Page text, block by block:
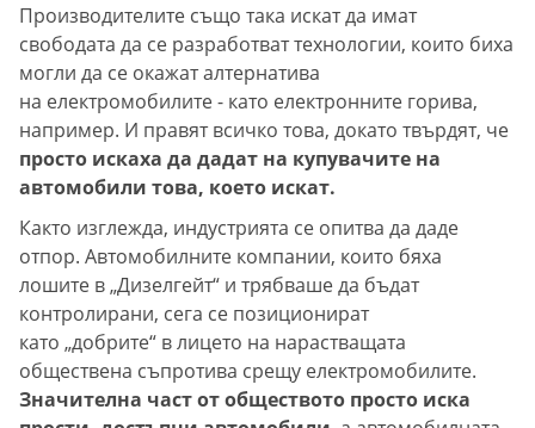
Производителите също така искат да имат
свободата да се разработват технологии, които биха
могли да се окажат алтернатива
на електромобилите - като електронните горива,
например. И правят всичко това, докато твърдят, че
просто искаха да дадат на купувачите на
автомобили това, което искат.
Както изглежда, индустрията се опитва да даде
отпор. Автомобилните компании, които бяха
лошите в „Дизелгейт“ и трябваше да бъдат
контролирани, сега се позиционират
като „добрите“ в лицето на нарастващата
обществена съпротива срещу електромобилите.
Значителна част от обществото просто иска